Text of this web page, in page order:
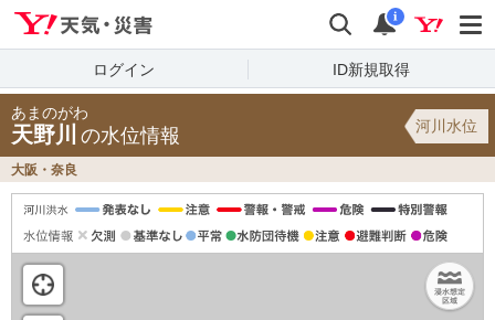
検索 通知
i
ログイン ID新規取得
あまのがわ
天野川 の水位情報 河川水位
大阪・奈良